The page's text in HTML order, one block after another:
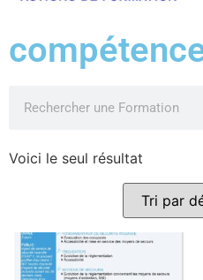
Voici le seul résultat